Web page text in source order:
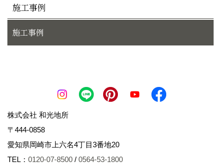
施工事例
施工事例
株式会社 和光地所
〒444-0858
愛知県岡崎市上六名4丁目3番地20
TEL： 0120-07-8500 / 0564-53-1800